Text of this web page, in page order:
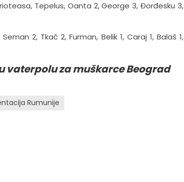
Tepelus, Oanta 2, George 3, Đorđesku 3,
2, Tkač 2, Furman, Belik 1, Caraj 1, Balaš 1,
vaterpolu za muškarce Beograd
Rumunije